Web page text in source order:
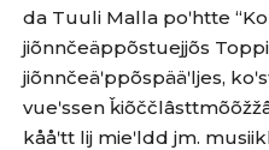
da Tuuli Malla poʹhtte
jiõnnčeäppõstuejjõs
jiõnnčeäʹppõspääʹljes,
vueʹssen
kååʹtt lij mieʹldd jm.